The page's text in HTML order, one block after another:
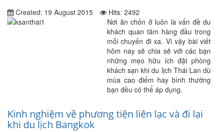
Created: 19 August 2015
Hits: 2492
Nơi ăn chốn ở luôn là vấn đề du
khách quan tâm hàng đầu trong
mỗi chuyến đi xa. Vì vậy bài viết
hôm nay sẽ chia sẽ với các bạn
những mẹo hữu ích đặt phòng
khách sạn khi du lịch Thái Lan dù
mùa cao điểm hay bình thường
bạn đều có thể áp dụng.
Kinh nghiệm về phương tiện liên lạc và đi lại
khi du lịch Bangkok